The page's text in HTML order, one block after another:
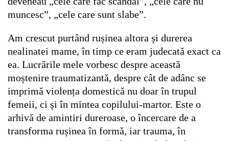
muncesc”, „cele care sunt slabe”.
Am crescut purtând rușinea altora și durerea
nealinatei mame, în timp ce eram judecată exact ca
ea. Lucrările mele vorbesc despre această
moștenire traumatizantă, despre cât de adânc se
imprimă violența domestică nu doar în trupul
femeii, ci și în mintea copilului-martor. Este o
arhivă de amintiri dureroase, o încercare de a
transforma rușinea în formă, iar trauma, în